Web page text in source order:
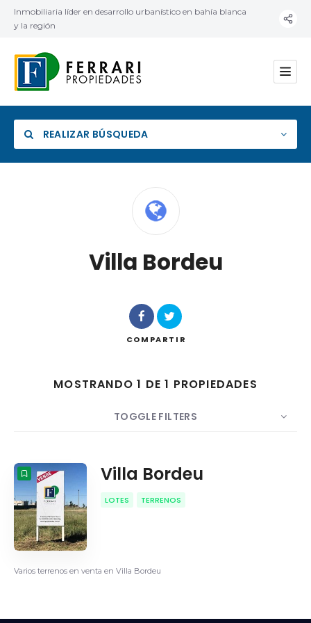
Inmobiliaria líder en desarrollo urbanístico en bahía blanca
y la región
REALIZAR BÚSQUEDA
Buscar
Villa Bordeu
COMPARTIR
MOSTRANDO 1 DE 1 PROPIEDADES
TOGGLE FILTERS
MOSTRAR 10 POR
Villa Bordeu
LOTES TERRENOS
Varios terrenos en venta en Villa Bordeu